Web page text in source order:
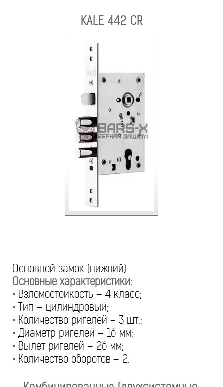
KALE 442 CR
Основной замок (нижний).
Основные характеристики:
• Взломостойкость – 4 класс;
• Тип – цилиндровый;
• Количество ригелей – 3 шт.;
• Диаметр ригелей – 16 мм;
• Вылет ригелей – 26 мм;
• Количество оборотов – 2.